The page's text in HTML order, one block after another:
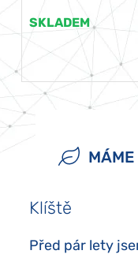
SKLADEM
Klíště
Před pár lety